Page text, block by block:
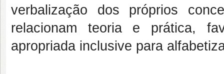
verbalização dos próprios
relacionam teoria e prática,
apropriada inclusive para